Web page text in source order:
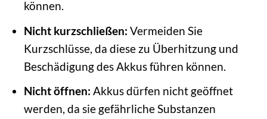
können.
Nicht kurzschließen: Vermeiden Sie
Kurzschlüsse, da diese zu Überhitzung und
Beschädigung des Akkus führen können.
Nicht öffnen: Akkus dürfen nicht geöffnet
werden, da sie gefährliche Substanzen